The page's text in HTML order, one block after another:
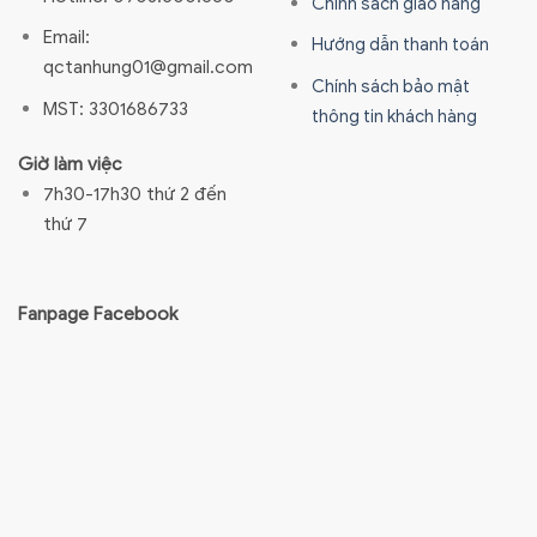
Email:
qctanhung01@gmail.com
MST: 3301686733
Giờ làm việc
7h30-17h30 thứ 2 đến
thứ 7
Hướng dẫn thanh toán
Chính sách bảo mật
thông tin khách hàng
Fanpage Facebook